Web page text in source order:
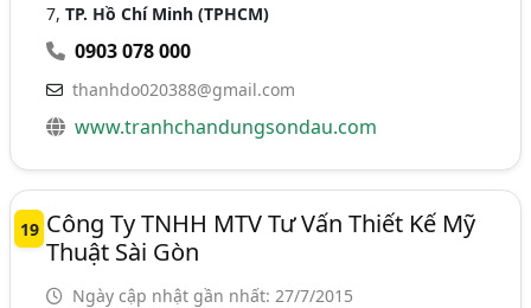
7,TP. Hồ Chí Minh (TPHCM)
0903 078 000
thanhdo020388@gmail.com
www.tranhchandungsondau.com
19 Công Ty TNHH MTV Tư Vấn Thiết Kế Mỹ
Thuật Sài Gòn
Ngày cập nhật gần nhất: 27/7/2015